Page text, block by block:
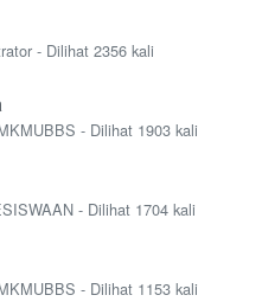
- Dilihat 2356 kali
- Dilihat 1903 kali
- Dilihat 1704 kali
- Dilihat 1153 kali